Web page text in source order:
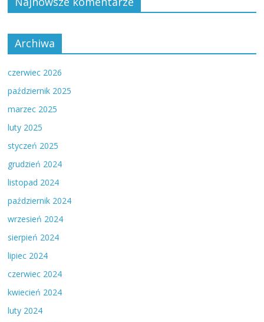
Archiwa
czerwiec 2026
październik 2025
marzec 2025
luty 2025
styczeń 2025
grudzień 2024
listopad 2024
październik 2024
wrzesień 2024
sierpień 2024
lipiec 2024
czerwiec 2024
kwiecień 2024
luty 2024